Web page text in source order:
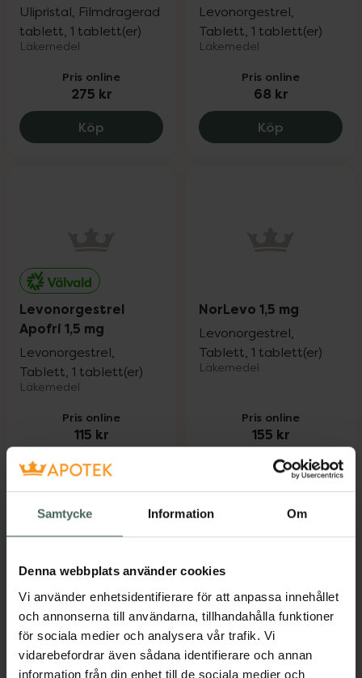
Samtycke Information Om
Denna webbplats använder cookies
Vi använder enhetsidentifierare för att anpassa innehållet
och annonserna till användarna, tillhandahålla funktioner
för sociala medier och analysera vår trafik. Vi
vidarebefordrar även sådana identifierare och annan
information från din enhet till de sociala medier och
Ulipristal, Filmdragerad
tablett, 1 tablett(er)
Läkemedel
Pris online
275 kr
Köp EllaOne 30 mg, 275 kr.
Levonorgestrel,
Tablett, 1 tablett(er)
Läkemedel
Pris online
68 kr
Köp Frivelle 1,5
Levonorgestrel
Apofri 1,5 mg
Levonorgestrel,
Tablett, 1 tablett(er)
Läkemedel
Pris online
115 kr
KöpLevonorgestrel Apofri 1,5 mg, 115 kr.
NorLevo 1,5 mg
Levonorgestrel,
Tablett, 1 tablett(er)
Läkemedel
Pris online
155 kr
KöpNorLevo 1,5
Levodonna 1,5 mg
Levonorgestrel,
EllaOne 30 mg
Ulipristal, Filmdragerad